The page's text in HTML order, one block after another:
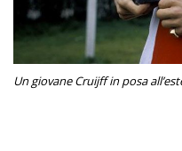
Un giovane Cruijff in posa